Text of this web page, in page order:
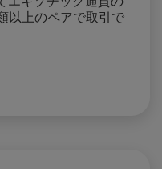
以上のペアで取引で